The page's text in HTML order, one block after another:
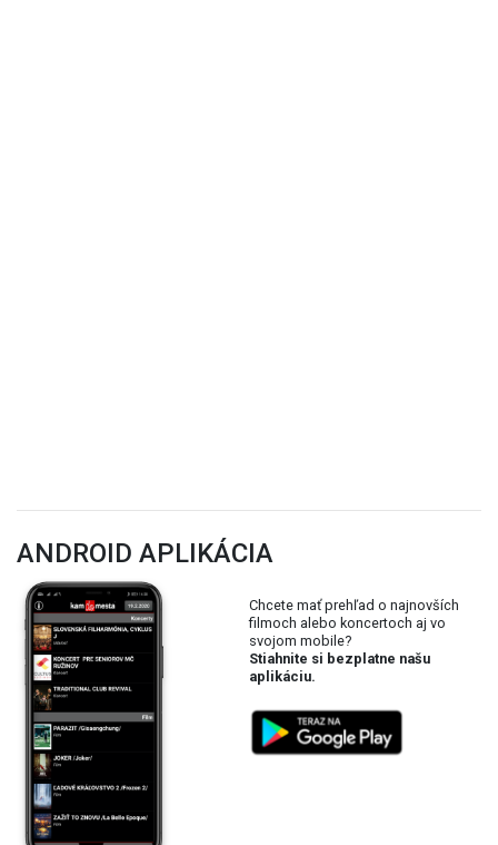
ANDROID APLIKÁCIA
Chcete mať prehľad o najnovších
filmoch alebo koncertoch aj vo
svojom mobile?
Stiahnite si bezplatne našu
aplikáciu.